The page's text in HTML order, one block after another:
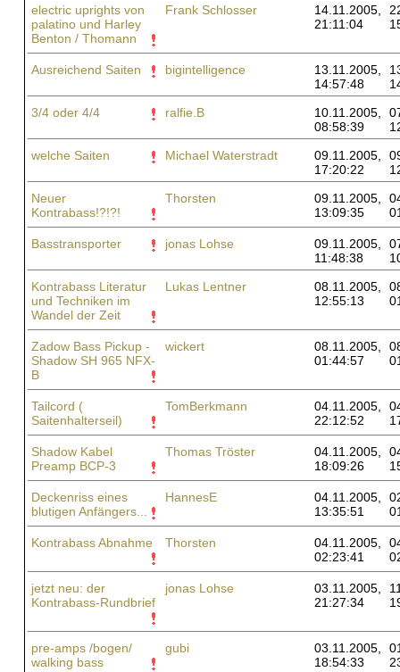
electric uprights von
palatino und Harley
Benton / Thomann
Frank Schlosser
14.11.2005,
21:11:04
Ausreichend Saiten bigintelligence
13.11.2005,
14:57:48
3/4 oder 4/4
ralfie.B
10.11.2005,
08:58:39
welche Saiten
Michael Waterstradt
09.11.2005,
17:20:22
Neuer
Kontrabass!?!?!
Thorsten
09.11.2005,
13:09:35
Basstransporter jonas Lohse
09.11.2005,
11:48:38
Kontrabass Literatur
und Techniken im
Wandel der Zeit
Lukas Lentner
08.11.2005,
12:55:13
Zadow Bass Pickup -
Shadow SH 965 NFX-
B
wickert
08.11.2005,
01:44:57
Tailcord (
Saitenhalterseil)
TomBerkmann
04.11.2005,
22:12:52
Shadow Kabel
Preamp BCP-3
Thomas Tröster
04.11.2005,
18:09:26
Deckenriss eines
blutigen Anfängers...
HannesE
04.11.2005,
13:35:51
Kontrabass Abnahme Thorsten
04.11.2005,
02:23:41
jetzt neu: der
Kontrabass-Rundbrief
jonas Lohse
03.11.2005,
21:27:34
pre-amps /bogen/
walking bass
gubi
03.11.2005,
18:54:33